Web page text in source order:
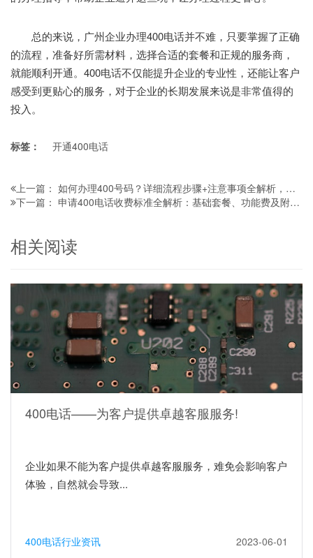
总的来说，广州企业办理400电话并不难，只要掌握了正确
的流程，准备好所需材料，选择合适的套餐和正规的服务商，
就能顺利开通。400电话不仅能提升企业的专业性，还能让客户
感受到更贴心的服务，对于企业的长期发展来说是非常值得的
投入。
标签： 开通400电话
上一篇： 如何办理400号码？详细流程步骤+注意事项全解析，新手也能轻松搞定
下一篇： 申请400电话收费标准全解析：基础套餐、功能费及附加服务明细，避免隐形消费
相关阅读
400电话——为客户提供卓越客服服务!
企业如果不能为客户提供卓越客服服务，难免会影响客户
体验，自然就会导致...
400电话行业资讯 2023-06-01